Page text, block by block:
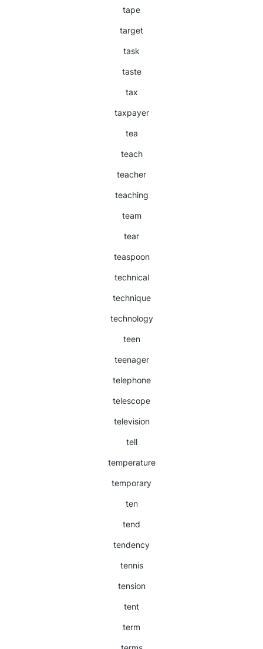
tape
target
task
taste
tax
taxpayer
tea
teach
teacher
teaching
team
tear
teaspoon
technical
technique
technology
teen
teenager
telephone
telescope
television
tell
temperature
temporary
ten
tend
tendency
tennis
tension
tent
term